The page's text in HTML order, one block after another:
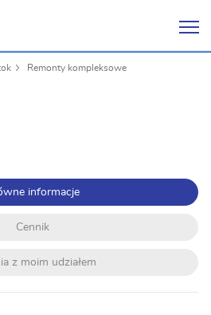
Remonty kompleksowe
informacje
Cennik
z moim udziałem